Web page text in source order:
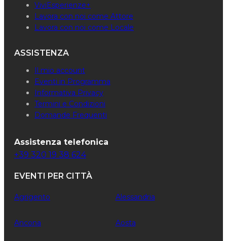
ViviEsperienze+
Lavora con noi come Attore
Lavora con noi come Locale
ASSISTENZA
Il mio account
Eventi in Programma
Informativa Privacy
Termini e Condizioni
Domande Frequenti
Assistenza telefonica
+39 320 19 38 624
EVENTI PER CITTÀ
Agrigento Alessandria
Ancona Aosta